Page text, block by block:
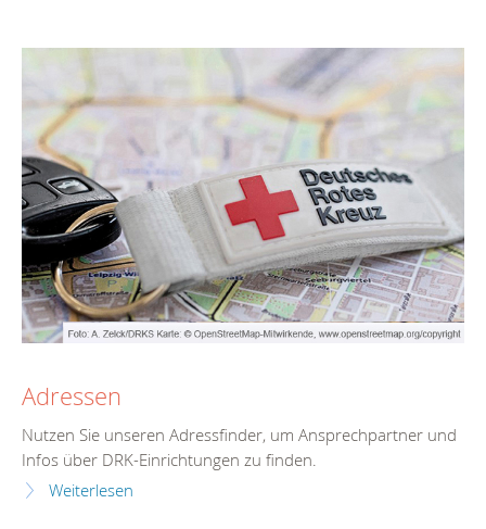
Adressen
Nutzen Sie unseren Adressfinder, um Ansprechpartner und
Infos über DRK-Einrichtungen zu finden.
Weiterlesen